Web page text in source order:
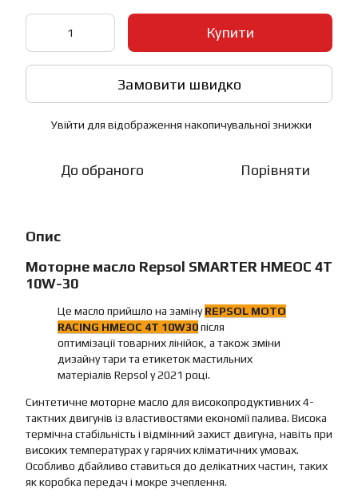
Купити
Замовити швидко
Увійти для відображення накопичувальної знижки
До обраного Порівняти
Опис
Моторне масло Repsol SMARTER HMEOC 4T
10W-30
Це масло прийшло на замінуREPSOL MOTO
RACING HMEOC 4T 10W30після
оптимізації товарних лінійок, а також зміни
дизайну тари та етикеток мастильних
матеріалів Repsol у 2021 році.
Синтетичне моторне масло для високопродуктивних 4-
тактних двигунів із властивостями економії палива. Висока
термічна стабільність і відмінний захист двигуна, навіть при
високих температурах у гарячих кліматичних умовах.
Особливо дбайливо ставиться до делікатних частин, таких
як коробка передач і мокре зчеплення.